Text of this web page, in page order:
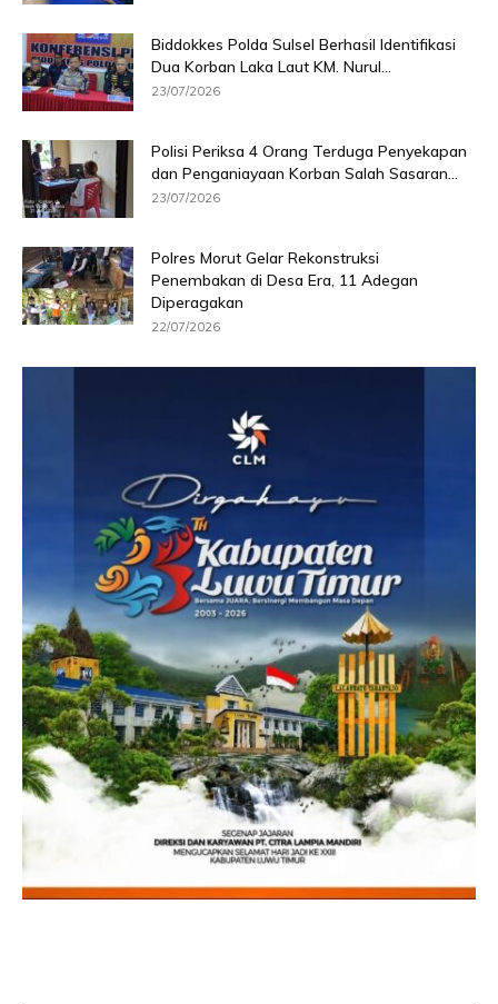
Biddokkes Polda Sulsel Berhasil Identifikasi
Dua Korban Laka Laut KM. Nurul...
23/07/2026
Polisi Periksa 4 Orang Terduga Penyekapan
dan Penganiayaan Korban Salah Sasaran...
23/07/2026
Polres Morut Gelar Rekonstruksi
Penembakan di Desa Era, 11 Adegan
Diperagakan
22/07/2026